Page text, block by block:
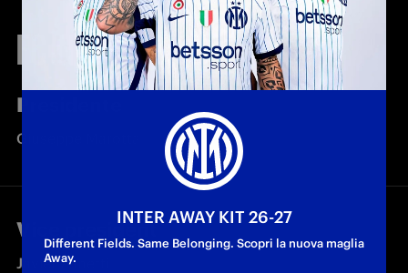
FC INTERNAZIONALE MILANO
Presidente
Giuseppe Marotta
Vice president
Javier Zanetti
INTER AWAY KIT 26-27
Different Fields. Same Belonging. Scopri la nuova maglia
Away.